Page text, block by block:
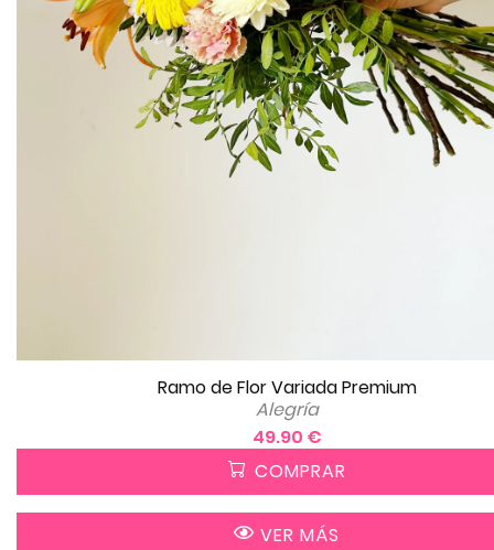
Ramo de Flor Variada Premium
Alegría
49.90 €
COMPRAR
VER MÁS